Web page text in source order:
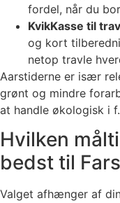
fordel, når du
KvikKasse til
og kort
netop travle
Aarstiderne er især
grønt og mindre
at handle økologisk i
Hvilken
bedst til
Valget afhænger af